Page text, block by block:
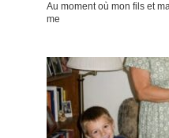
Au moment où mon fils et
me